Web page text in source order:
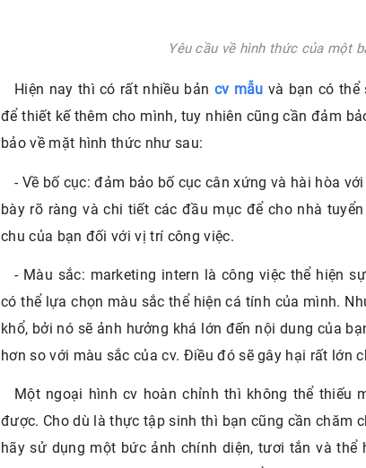
Yêu cầu về hình thức của một
Hiện nay thì có rất nhiều bản cv mẫu và bạn có thể
để thiết kế thêm cho mình, tuy nhiên cũng cần đảm
bảo về mặt hình thức như sau:
- Về bố cục: đảm bảo bố cục cân xứng và hài hòa
bày rõ ràng và chi tiết các đầu mục để cho nhà
chu của bạn đối với vị trí công việc.
- Màu sắc: marketing intern là công việc thể hiện
có thể lựa chọn màu sắc thể hiện cá tính của mình.
khổ, bởi nó sẽ ảnh hưởng khá lớn đến nội dung của
hơn so với màu sắc của cv. Điều đó sẽ gây hại rất lớn
Một ngoại hình cv hoàn chỉnh thì không thể thiếu
được. Cho dù là thực tập sinh thì bạn cũng cần chăm
hãy sử dụng một bức ảnh chính diện, tươi tắn và